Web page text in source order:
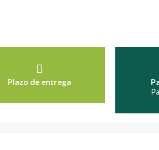
Plazo de entrega